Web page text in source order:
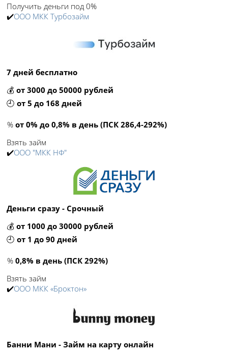
Получить деньги под 0%
✔️ООО МКК Турбозайм
7 дней бесплатно
💰от 3000 до 50000 рублей
🕘от 5 до 168 дней
% от 0% до 0,8% в день (ПСК 286,4-292%)
Взять займ
✔️ООО "МКК НФ"
Деньги сразу - Срочный
💰от 1000 до 30000 рублей
🕘от 1 до 90 дней
% 0,8% в день (ПСК 292%)
Взять займ
✔️ООО МКК «Броктон»
Банни Мани - Займ на карту онлайн